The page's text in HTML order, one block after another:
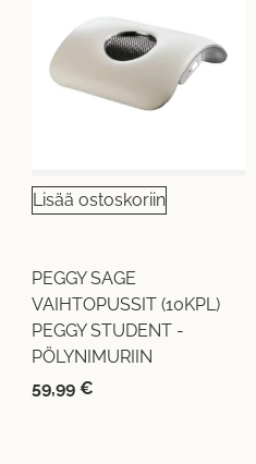
Lisää ostoskoriin
PEGGY SAGE
VAIHTOPUSSIT (10KPL)
PEGGY STUDENT -
PÖLYNIMURIIN
59,99€